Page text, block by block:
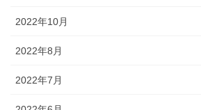
2022年10月
2022年8月
2022年7月